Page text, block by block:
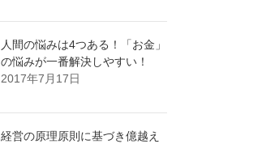
人間の悩みは4つある！「お金」
の悩みが一番解決しやすい！
2017年7月17日
経営の原理原則に基づき億越え